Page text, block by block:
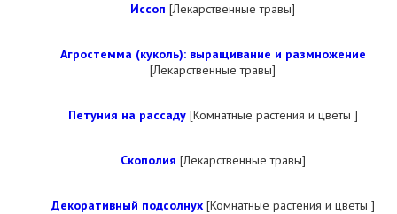
Иссоп [Лекарственные травы]
Агростемма (куколь): выращивание и размножение
[Лекарственные травы]
Петуния на рассаду[Комнатные растения и цветы ]
Скополия [Лекарственные травы]
Декоративный подсолнух[Комнатные растения и цветы ]